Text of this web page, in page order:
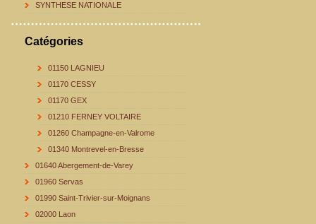
SYNTHESE NATIONALE
Catégories
01150 LAGNIEU
01170 CESSY
01170 GEX
01210 FERNEY VOLTAIRE
01260 Champagne-en-Valrome
01340 Montrevel-en-Bresse
01640 Abergement-de-Varey
01960 Servas
01990 Saint-Trivier-sur-Moignans
02000 Laon